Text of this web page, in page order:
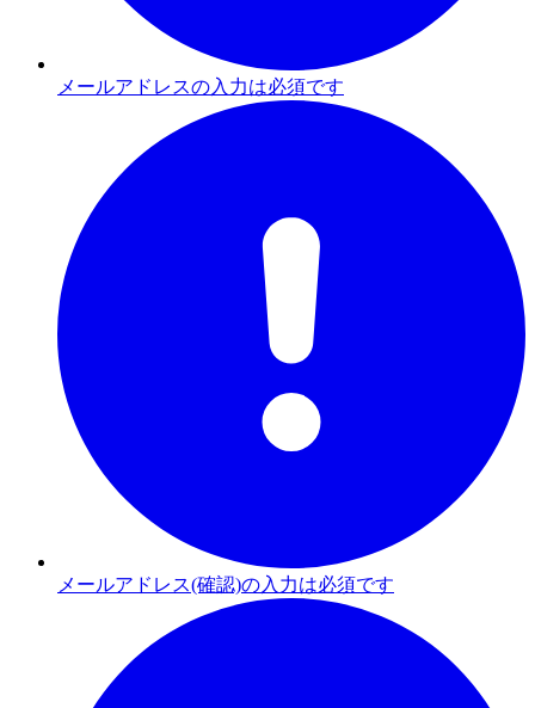
メールアドレスの入力は必須です
メールアドレス(確認)の入力は必須です